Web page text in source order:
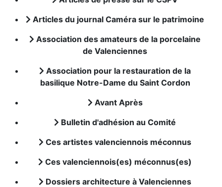
Articles du journal Caméra sur le patrimoine
Association des amateurs de la porcelaine
de Valenciennes
Association pour la restauration de la
basilique Notre-Dame du Saint Cordon
Avant Après
Bulletin d'adhésion au Comité
Ces artistes valenciennois méconnus
Ces valenciennois(es) méconnus(es)
Dossiers architecture à Valenciennes